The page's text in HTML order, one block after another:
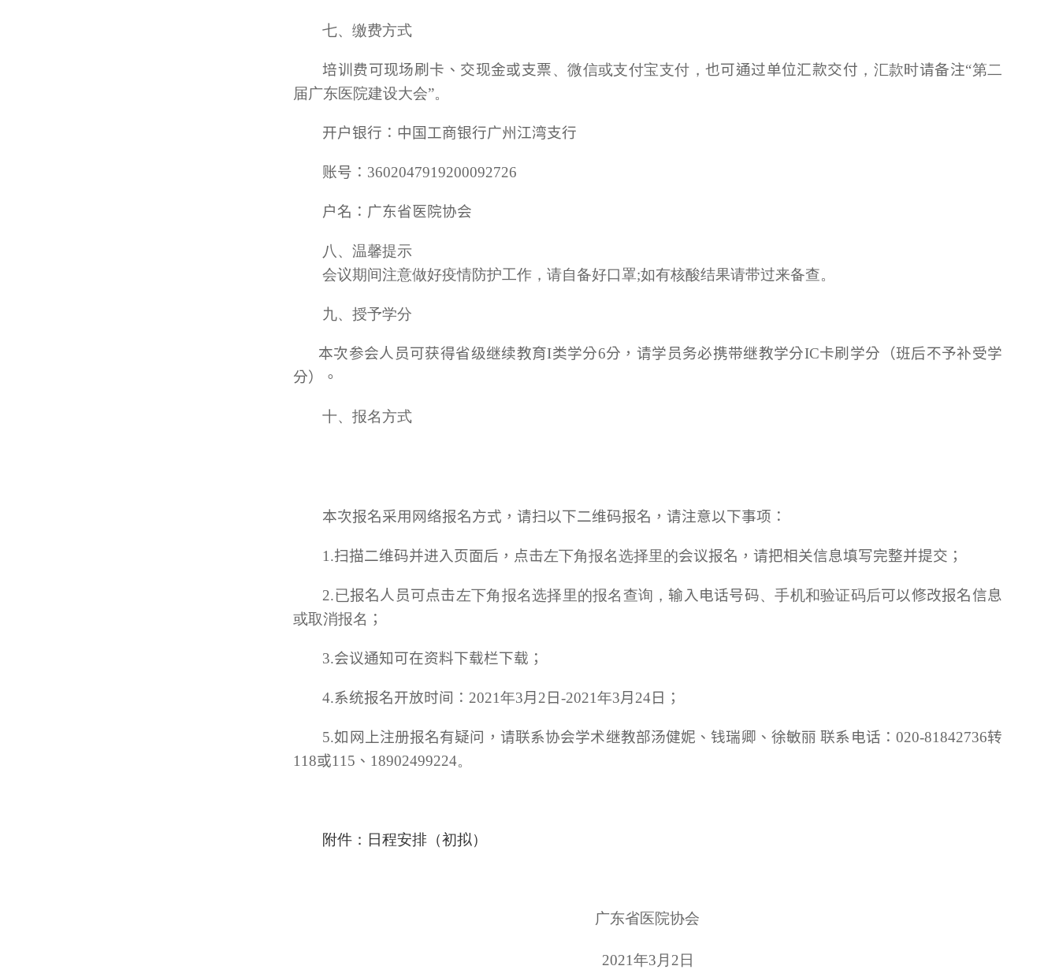
七、缴费方式
培训费可现场刷卡、交现金或支票、微信或支付宝支付， 也可通过单位汇款交付 ，汇款时请备注“第二
届广东医院建设大会”。
开户银行：中国工商银行广州江湾支行
账号：3602047919200092726
户名：广东省医院协会
八、温馨提示
会议期间注意做好疫情防护工作，请自备好口罩;如有核酸结果请带过来备查。
九、授予学分
本次参会人员可获得省级继续教育I类学分6分 ，请学员务必携带继教学分IC卡刷学分（班后不予补受学
分）。
十、报名方式
本次报名采用网络报名方式，请扫以下二维码报名，请注意以下事项：
1.扫描二维码并进入页面后，点击左下角报名选择里的会议报名，请把相关信息填写完整并提交；
2.已报名人员可点击左下角报名选择里的报名查询， 输入电话号码、手机和验证码后可以修改报名信息
或取消报名 ；
3.会议通知可在资料下载栏下载；
4.系统报名开放时间： 2021年3月 2 日-2021年3月 24日；
5.如网上注册报名有疑问，请联系协会学术继教部汤健妮、钱瑞卿、徐敏丽 联系电话：020-81842736转
118或115、18902499224。
附件：日程安排（初拟）
广东省医院协会
2021年3 月 2 日